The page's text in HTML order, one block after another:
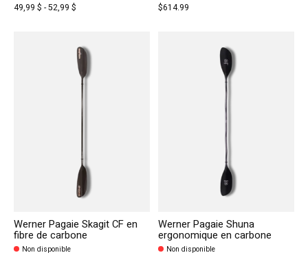
49,99 $ - 52,99 $ $614.99
Werner Pagaie Skagit CF en
fibre de carbone
Non disponible
Werner Pagaie Shuna
ergonomique en carbone
Non disponible